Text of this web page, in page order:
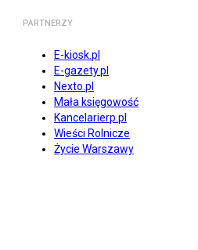
PARTNERZY
E-kiosk.pl
E-gazety.pl
Nexto.pl
Mała księgowość
Kancelarierp.pl
Wieści Rolnicze
Życie Warszawy